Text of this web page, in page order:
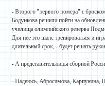
- Второго "первого номера" с
Бодункова решили пойти на
училища олимпийского резерва
Для нее это шанс тренироваться и
длительный срок, - будет решать
- А представительницы сборной
- Надеюсь, Абросимова, Карпунина,